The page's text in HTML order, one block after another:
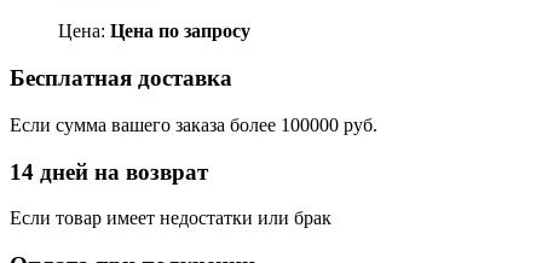
Цена: Цена по запросу
Бесплатная доставка
Если сумма вашего заказа более 100000 руб.
14 дней на возврат
Если товар имеет недостатки или брак